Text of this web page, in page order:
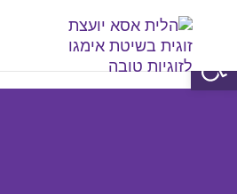
פתח סרגל נגישות